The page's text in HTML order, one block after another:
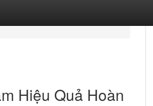
Hiệu Quả Hoàn